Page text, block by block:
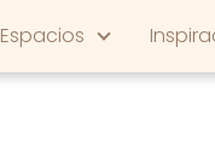
Espacios